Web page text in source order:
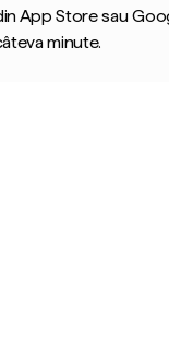
App Store sau
minute.